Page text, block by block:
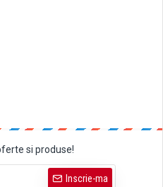
si produse!
Inscrie-ma